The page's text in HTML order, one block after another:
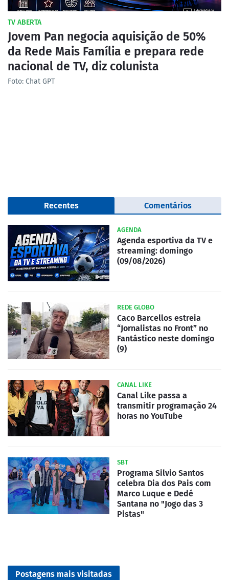
TV ABERTA
Jovem Pan negocia aquisição de 50%
da Rede Mais Família e prepara rede
nacional de TV, diz colunista
Foto: Chat GPT
Recentes Comentários
AGENDA
Agenda esportiva da TV e
streaming: domingo
(09/08/2026)
REDE GLOBO
Caco Barcellos estreia
“Jornalistas no Front” no
Fantástico neste domingo
(9)
CANAL LIKE
Canal Like passa a
transmitir programação 24
horas no YouTube
SBT
Programa Silvio Santos
celebra Dia dos Pais com
Marco Luque e Dedé
Santana no "Jogo das 3
Pistas"
Postagens mais visitadas